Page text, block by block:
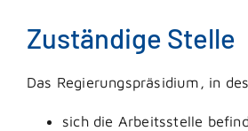
Zuständige Stelle
Das Regierungspräsidium, in
sich die Arbeitsstelle